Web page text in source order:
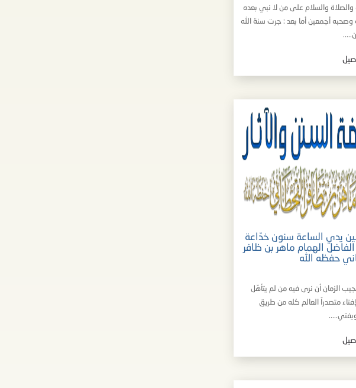
والصلاة والسلام على من لا نبي بعده
وصحبه أجمعين أما بعد : جرت سنة الله
يدي الساعة سنون خدّاعة
الفاضل الهمام ماهر بن ظافر
حفظه الله
الزمان أن نرى فيه من لم يتأهّل
متصدراً العالم كله من طريق